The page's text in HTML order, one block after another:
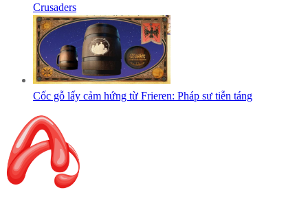
Crusaders
Cốc gỗ lấy cảm hứng từ Frieren: Pháp sư tiễn táng